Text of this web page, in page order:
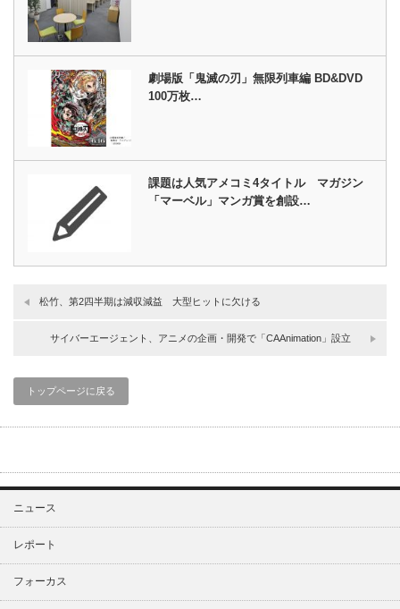
劇場版「鬼滅の刃」無限列車編 BD&DVD
100万枚…
課題は人気アメコミ4タイトル マガジン
「マーベル」マンガ賞を創設…
松竹、第2四半期は減収減益 大型ヒットに欠ける
サイバーエージェント、アニメの企画・開発で「CAAnimation」設立
トップページに戻る
ニュース
レポート
フォーカス